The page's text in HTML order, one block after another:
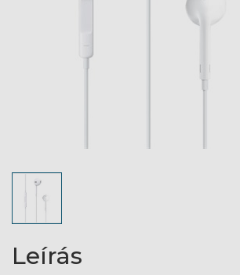
Leírás